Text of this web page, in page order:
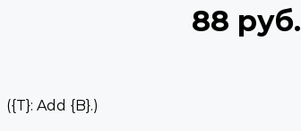
88 руб.
({T}: Add {B}.)